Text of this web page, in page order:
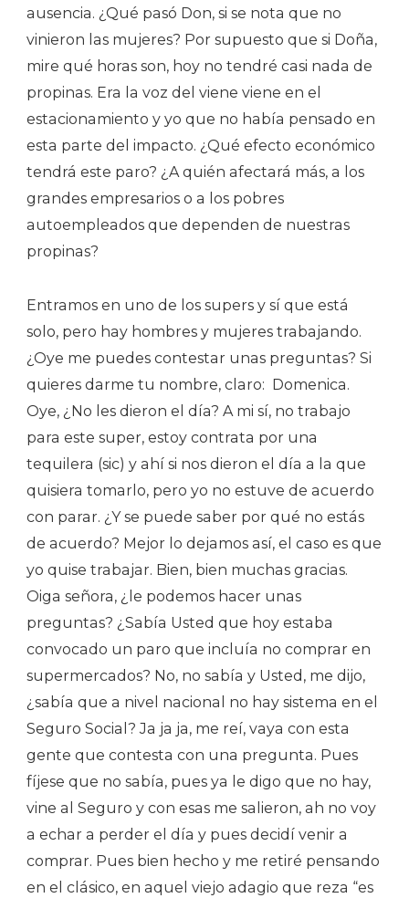
ausencia. ¿Qué pasó Don, si se nota que no
vinieron las mujeres? Por supuesto que si Doña,
mire qué horas son, hoy no tendré casi nada de
propinas. Era la voz del viene viene en el
estacionamiento y yo que no había pensado en
esta parte del impacto. ¿Qué efecto económico
tendrá este paro? ¿A quién afectará más, a los
grandes empresarios o a los pobres
autoempleados que dependen de nuestras
propinas?
Entramos en uno de los supers y sí que está
solo, pero hay hombres y mujeres trabajando.
¿Oye me puedes contestar unas preguntas? Si
quieres darme tu nombre, claro:
Domenica.
Oye, ¿No les dieron el día? A mi sí, no trabajo
para este super, estoy contrata por una
tequilera (sic) y ahí si nos dieron el día a la que
quisiera tomarlo, pero yo no estuve de acuerdo
con parar. ¿Y se puede saber por qué no estás
de acuerdo? Mejor lo dejamos así, el caso es que
yo quise trabajar. Bien, bien muchas gracias.
Oiga señora, ¿le podemos hacer unas
preguntas? ¿Sabía Usted que hoy estaba
convocado un paro que incluía no comprar en
supermercados? No, no sabía y Usted, me dijo,
¿sabía que a nivel nacional no hay sistema en el
Seguro Social? Ja ja ja, me reí, vaya con esta
gente que contesta con una pregunta. Pues
fíjese que no sabía, pues ya le digo que no hay,
vine al Seguro y con esas me salieron, ah no voy
a echar a perder el día y pues decidí venir a
comprar. Pues bien hecho y me retiré pensando
en el clásico, en aquel viejo adagio que reza “es